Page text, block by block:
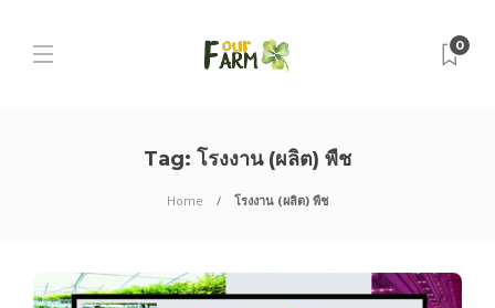
0
Tag: โรงงาน (ผลิต) พืช
Home โรงงาน (ผลิต) พืช